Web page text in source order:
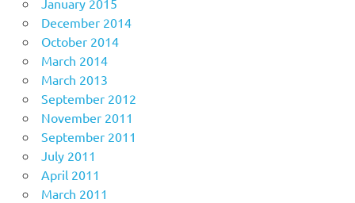
December 2014
October 2014
March 2014
March 2013
September 2012
November 2011
September 2011
July 2011
April 2011
March 2011